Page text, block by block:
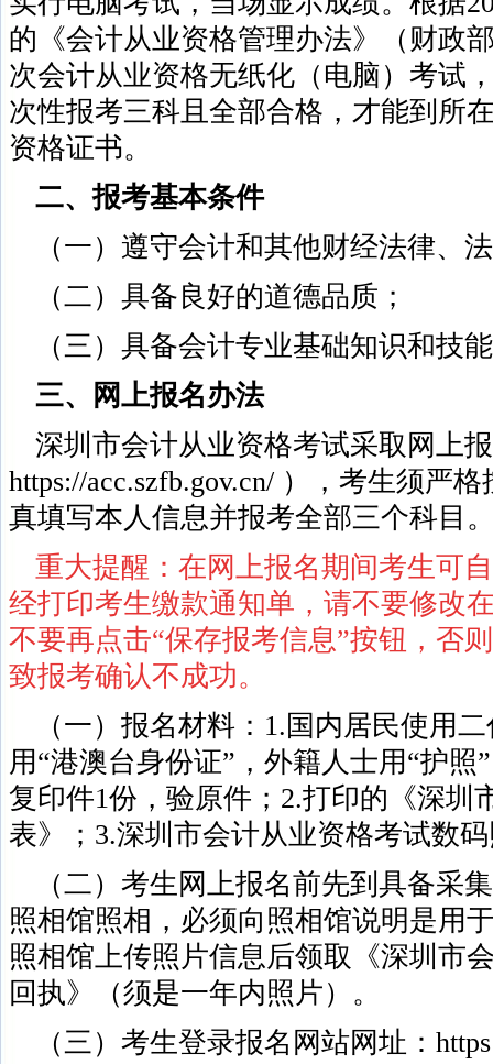
的《会计从业资格管理办法》（财政
次会计从业资格无纸化（电脑）考试
次性报考三科且全部合格，才能到所
资格证书。
二、报考基本条件
（一）遵守会计和其他财经法律、
（二）具备良好的道德品质；
（三）具备会计专业基础知识和技
三、网上报名办法
深圳市会计从业资格考试采取网上
https://acc.szfb.gov.cn/ ），考生须严
真填写本人信息并报考全部三个科目
重大提醒：在网上报名期间考生可
经打印考生缴款通知单，请不要修改
不要再点击“保存报考信息”按钮，否
致报考确认不成功。
（一）报名材料：1.国内居民使用
用“港澳台身份证”，外籍人士用“护照
复印件1份，验原件；2.打印的《深圳
表》；3.深圳市会计从业资格考试数
（二）考生网上报名前先到具备采
照相馆照相，必须向照相馆说明是用
照相馆上传照片信息后领取《深圳市
回执》（须是一年内照片）。
（三）考生登录报名网站网址：